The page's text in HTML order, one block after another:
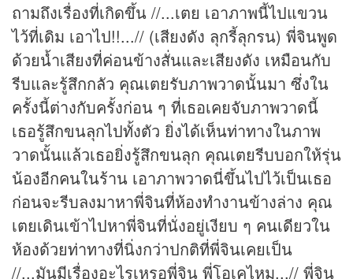
ถามถึงเรื่องที่เกิดขึ้น //...เตย เอาภาพนี้ไปแขวน
ไว้ที่เดิม เอาไป!!...// (เสียงดัง ลุกรี้ลุกรน) พี่จินพูด
ด้วยน้ำเสียงที่ค่อนข้างสั่นและเสียงดัง เหมือนกับ
รีบและรู้สึกกลัว คุณเตยรับภาพวาดนั้นมา ซึ่งใน
ครั้งนี้ต่างกับครั้งก่อน ๆ ที่เธอเคยจับภาพวาดนี้
เธอรู้สึกขนลุกไปทั้งตัว ยิ่งได้เห็นท่าทางในภาพ
วาดนั้นแล้วเธอยิ่งรู้สึกขนลุก คุณเตยรีบบอกให้รุ่น
น้องอีกคนในร้าน เอาภาพวาดนี่ขึ้นไปไว้เป็นเธอ
ก่อนจะรีบลงมาหาพี่จินที่ห้องทำงานข้างล่าง คุณ
เตยเดินเข้าไปหาพี่จินที่นั่งอยู่เงียบ ๆ คนเดียวใน
ห้องด้วยท่าทางที่นิ่งกว่าปกติที่พี่จินเคยเป็น
//...มันมีเรื่องอะไรเหรอพี่จิน พี่โอเคไหม...// พี่จิน